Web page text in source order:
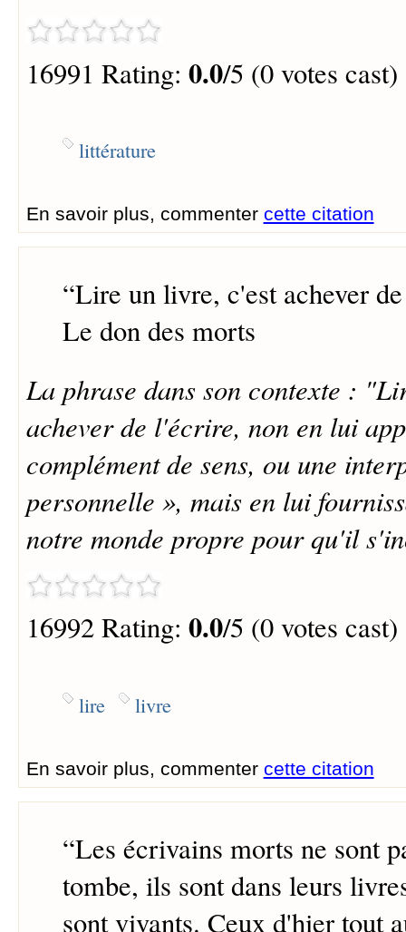
16991 Rating: 0.0/5 (0 votes cast)
littérature
En savoir plus, commenter cette citation
“Lire un livre, c'est achever
Le don des morts
La phrase dans son contexte :
achever de l'écrire, non en lui
complément de sens, ou une
personnelle », mais en lui
notre monde propre pour qu'il
16992 Rating: 0.0/5 (0 votes cast)
lire livre
En savoir plus, commenter cette citation
“Les écrivains morts ne sont
tombe, ils sont dans leurs
sont vivants. Ceux d'hier tout